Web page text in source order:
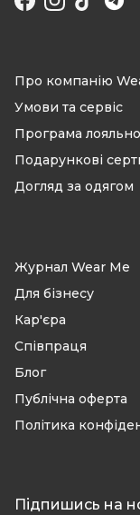
Facebook
Instagram
TikTok
Про компанію
Умови та сервіс
Програма
Подарункові
Догляд за одягом
Журнал Wear Me
Для бізнесу
Кар'єра
Співпраця
Блог
Публічна оферта
Політика
Підпишись на